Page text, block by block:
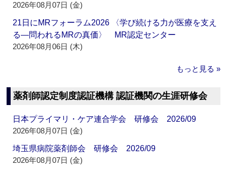
2026年08月07日 (金)
21日にMRフォーラム2026 〈学び続ける力が医療を支え
る―問われるMRの真価〉 MR認定センター
2026年08月06日 (木)
もっと見る »
薬剤師認定制度認証機構 認証機関の生涯研修会
日本プライマリ・ケア連合学会 研修会 2026/09
2026年08月07日 (金)
埼玉県病院薬剤師会 研修会 2026/09
2026年08月07日 (金)